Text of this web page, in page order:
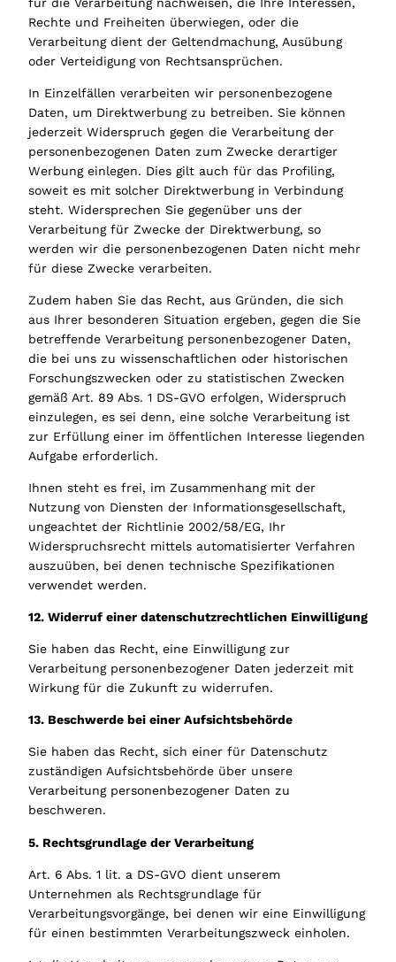
Rechte und Freiheiten überwiegen, oder die
Verarbeitung dient der Geltendmachung, Ausübung
oder Verteidigung von Rechtsansprüchen.
In Einzelfällen verarbeiten wir personenbezogene
Daten, um Direktwerbung zu betreiben. Sie können
jederzeit Widerspruch gegen die Verarbeitung der
personenbezogenen Daten zum Zwecke derartiger
Werbung einlegen. Dies gilt auch für das Profiling,
soweit es mit solcher Direktwerbung in Verbindung
steht. Widersprechen Sie gegenüber uns der
Verarbeitung für Zwecke der Direktwerbung, so
werden wir die personenbezogenen Daten nicht mehr
für diese Zwecke verarbeiten.
Zudem haben Sie das Recht, aus Gründen, die sich
aus Ihrer besonderen Situation ergeben, gegen die Sie
betreffende Verarbeitung personenbezogener Daten,
die bei uns zu wissenschaftlichen oder historischen
Forschungszwecken oder zu statistischen Zwecken
gemäß Art. 89 Abs. 1 DS-GVO erfolgen, Widerspruch
einzulegen, es sei denn, eine solche Verarbeitung ist
zur Erfüllung einer im öffentlichen Interesse liegenden
Aufgabe erforderlich.
Ihnen steht es frei, im Zusammenhang mit der
Nutzung von Diensten der Informationsgesellschaft,
ungeachtet der Richtlinie 2002/58/EG, Ihr
Widerspruchsrecht mittels automatisierter Verfahren
auszuüben, bei denen technische Spezifikationen
verwendet werden.
12. Widerruf einer datenschutzrechtlichen Einwilligung
Sie haben das Recht, eine Einwilligung zur
Verarbeitung personenbezogener Daten jederzeit mit
Wirkung für die Zukunft zu widerrufen.
13. Beschwerde bei einer Aufsichtsbehörde
Sie haben das Recht, sich einer für Datenschutz
zuständigen Aufsichtsbehörde über unsere
Verarbeitung personenbezogener Daten zu
beschweren.
5. Rechtsgrundlage der Verarbeitung
Art. 6 Abs. 1 lit. a DS-GVO dient unserem
Unternehmen als Rechtsgrundlage für
Verarbeitungsvorgänge, bei denen wir eine Einwilligung
für einen bestimmten Verarbeitungszweck einholen.